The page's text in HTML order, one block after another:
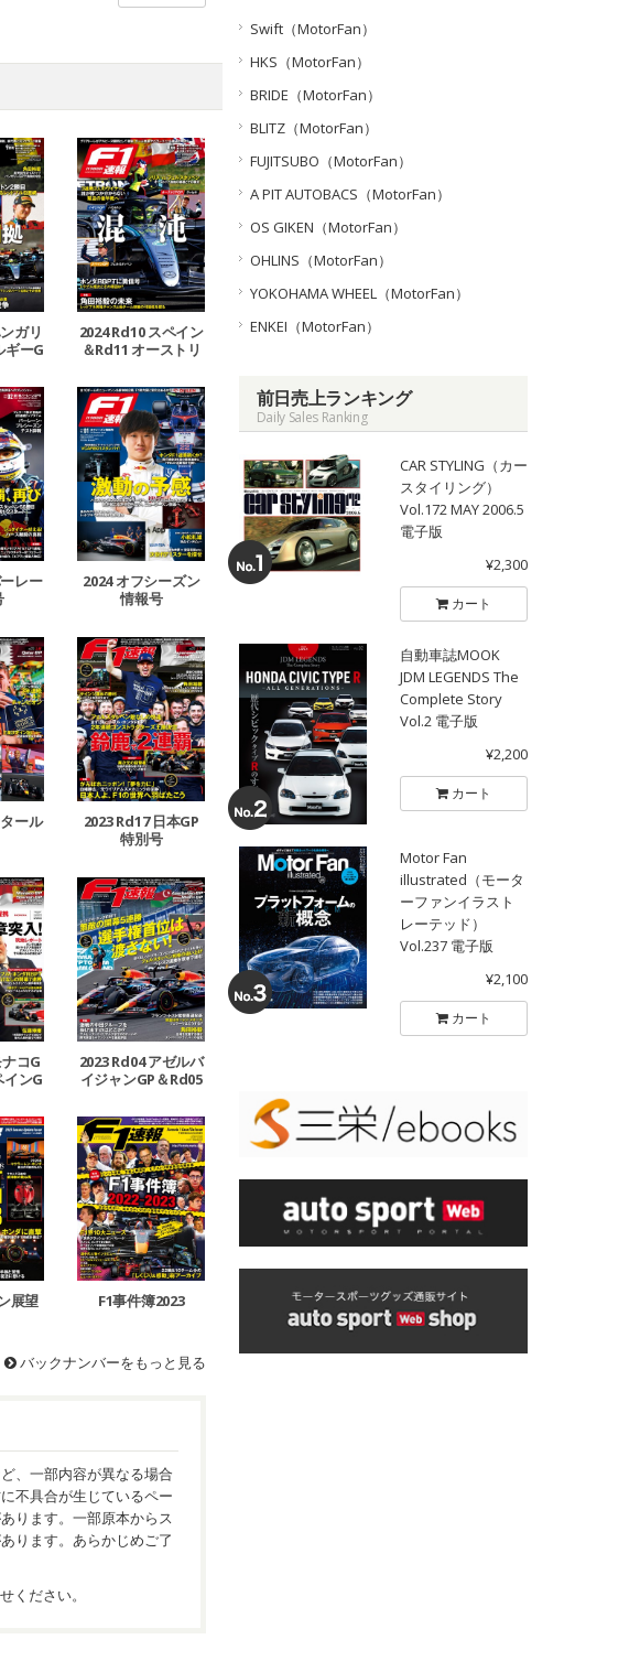
ガリ
ギーG
2024 Rd10 スペイン
＆Rd11 オーストリ
GP号
レー
2024 オフシーズン
情報号
ール
2023 Rd17 日本GP
特別号
コG
インG
2023 Rd04 アゼルバ
イジャンGP＆Rd05
展望
F1事件簿2023
バックナンバーをもっと見る
、一部内容が異なる場合
不具合が生じているペー
ります。一部原本からス
ります。あらかじめご了
ください。
Swift（MotorFan）
HKS（MotorFan）
BRIDE（MotorFan）
BLITZ（MotorFan）
FUJITSUBO（MotorFan）
A PIT AUTOBACS（MotorFan）
OS GIKEN（MotorFan）
OHLINS（MotorFan）
YOKOHAMA WHEEL（MotorFan）
ENKEI（MotorFan）
前日売上ランキング
Daily Sales Ranking
CAR STYLING（カー
スタイリング）
Vol.172 MAY 2006.5
電子版
¥2,300
カート
自動車誌MOOK
JDM LEGENDS The
Complete Story
Vol.2 電子版
¥2,200
カート
Motor Fan
illustrated（モータ
ーファンイラスト
レーテッド）
Vol.237 電子版
¥2,100
カート